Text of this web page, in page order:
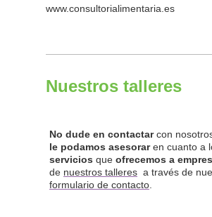
www.consultorialimentaria.es
Nuestros talleres
No dude en contactarcon
le podamos asesoraren cuanto a
servicios que ofrecemos a
de nuestros talleres a través de
formulario de contacto